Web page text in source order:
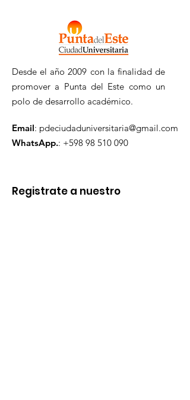
Desde el año 2009 con la finalidad de
promover a Punta del Este como un
polo de desarrollo académico.
Email: pdeciudaduniversitaria@gmail.com
WhatsApp.: +598 98 510 090
Registrate a nuestro